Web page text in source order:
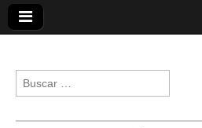
gestión de
personas,
talento e
Buscar: